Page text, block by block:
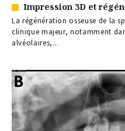
Article
réservé
à
nos
Impression 3D et
La régénération osseuse de la
clinique majeur, notamment
alvéolaires,...